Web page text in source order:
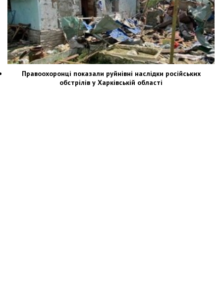
Правоохоронці показали руйнівні наслідки російських
обстрілів у Харківській області